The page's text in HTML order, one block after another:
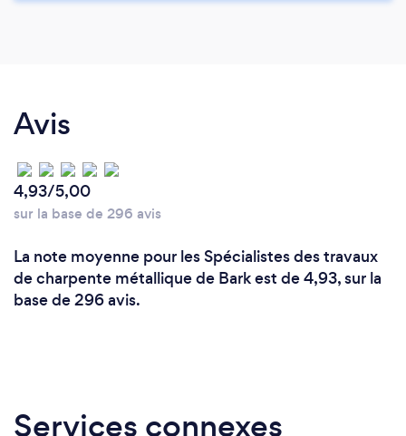
Avis
4,93/5,00
sur la base de 296 avis
La note moyenne pour les Spécialistes des travaux
de charpente métallique de Bark est de 4,93, sur la
base de 296 avis.
Services connexes